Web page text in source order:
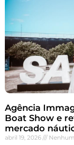
Agência
Boat Show e
mercado
abril 19, 2026